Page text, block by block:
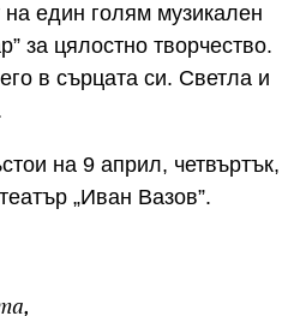
на един голям музикален
за цялостно творчество.
в сърцата си. Светла и
на 9 април, четвъртък,
„Иван Вазов”.